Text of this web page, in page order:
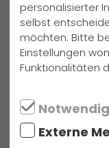
durch
“lokal zu lernen”,
weiterlesen
personalisierter
selbst
möchten. Bitte
Einstellungen
Funktionalitäten
Notwendig
Externe